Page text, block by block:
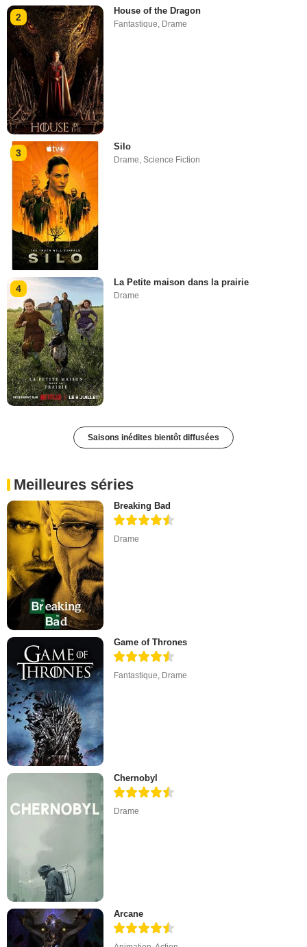
2
House of the Dragon
Fantastique Drame
3
Silo
Drame,Science Fiction
4
La Petite maison dans la prairie
Drame
Saisons inédites bientôt diffusées
Meilleures séries
Breaking Bad
Drame
Game of Thrones
Fantastique Drame
Chernobyl
Drame
Arcane